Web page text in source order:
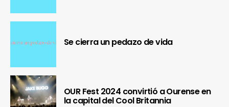
Se cierra un pedazo de vida
OUR Fest 2024 convirtió a Ourense en
la capital del Cool Britannia